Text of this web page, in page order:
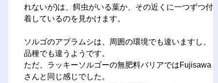
れないが)は、餌虫がいる葉か、その近くに一つずつ付
着しているのを見かけます。
ソルゴのアブラムシは、周囲の環境でも違いますし、
品種でも違うようです。
ただ、ラッキーソルゴーの無肥料バリアではFujisawa
さんと同じ感じでした。